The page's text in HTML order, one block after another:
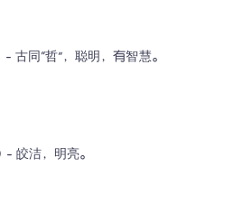
古同“哲”，聪明，有智慧。
- 皎洁，明亮。